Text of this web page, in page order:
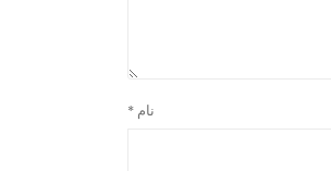
نام *